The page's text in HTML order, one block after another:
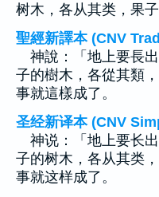
树木，各从其类，果
聖經新譯本 (CNV
神說：「地上要長
子的樹木，各從其類
事就這樣成了。
圣经新译本 (CNV
神说：「地上要长
子的树木，各从其类
事就这样成了。